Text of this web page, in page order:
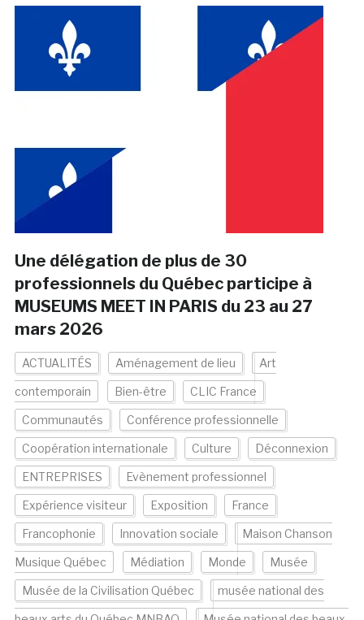
Une délégation de plus de 30
professionnels du Québec participe à
MUSEUMS MEET IN PARIS du 23 au 27
mars 2026
ACTUALITÉS Aménagement de lieu Art
contemporain Bien-être CLIC France
Communautés Conférence professionnelle
Coopération internationale Culture Déconnexion
ENTREPRISES Evènement professionnel
Expérience visiteur Exposition France
Francophonie Innovation sociale Maison Chanson
Musique Québec Médiation Monde Musée
Musée de la Civilisation Québec musée national des